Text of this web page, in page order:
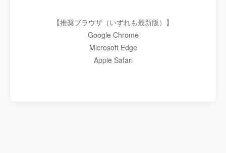
【推奨ブラウザ（いずれも最新版）】
Google Chrome
Microsoft Edge
Apple Safari